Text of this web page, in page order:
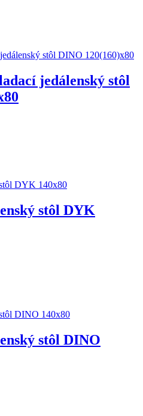
jedálenský stôl
stôl DYK
stôl DINO